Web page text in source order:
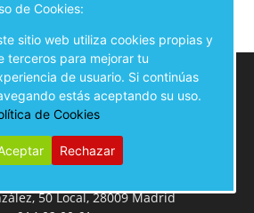
50 Local, 28009 Madrid
de Cookies:
sitio web utiliza cookies propias y
terceros para mejorar tu
de usuario. Si continúas
estás aceptando su uso.
de Cookies
Rechazar